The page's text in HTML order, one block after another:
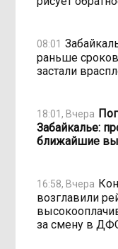
08:01
раньше
застали
18:01, Вчера
Забайкалье:
ближайшие
16:58, Вчера
возглавили
за смену в